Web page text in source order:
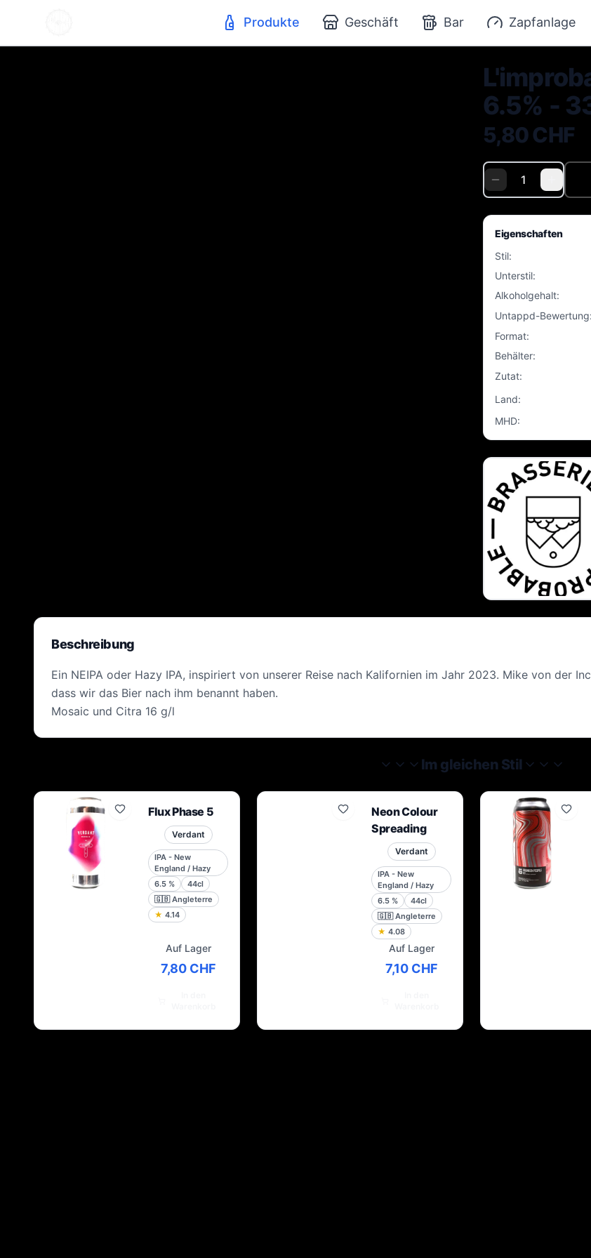
Produkte Geschäft Bar Zapfanlage
6.5% -
5,80 CHF
Eigenschaften
Stil:
Unterstil:
Alkoholgehalt:
Untappd-Bewertung:
Format:
Behälter:
Zutat:
Land:
MHD:
Beschreibung
Ein NEIPA oder Hazy IPA, inspiriert von unserer Reise nach Kalifornien im Jahr 2023. Mike von der
dass wir das Bier nach ihm benannt haben.
Mosaic und Citra 16 g/l
Im gleichen Stil
Flux Phase 5
Verdant
IPA - New
England / Hazy
6.5 %
44cl
🇬🇧 Angleterre
★ 4.14
Auf Lager
7,80 CHF
Neon Colour
Spreading
Verdant
IPA - New
England / Hazy
6.5 %
44cl
🇬🇧 Angleterre
★ 4.08
Auf Lager
7,10 CHF